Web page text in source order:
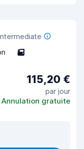
5
115,20 €
par jour
Annulation gratuite